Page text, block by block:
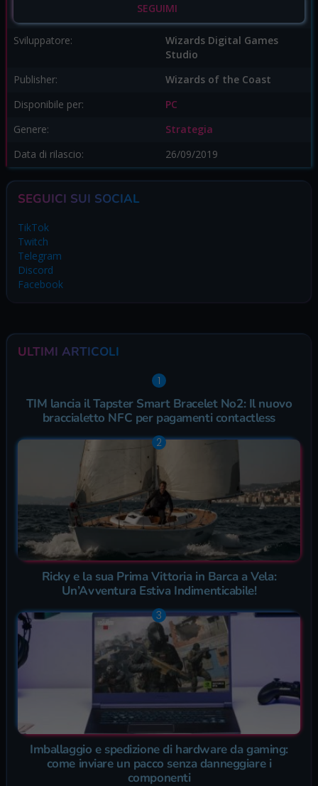
SEGUIMI
Sviluppatore:
Wizards Digital Games
Studio
Publisher:
Wizards of the Coast
Disponibile per:
PC
Genere:
Strategia
Data di rilascio:
26/09/2019
SEGUICI SUI SOCIAL
TikTok
Twitch
Telegram
Discord
Facebook
ULTIMI ARTICOLI
TIM lancia il Tapster Smart Bracelet No2: Il nuovo
braccialetto NFC per pagamenti contactless
Ricky e la sua Prima Vittoria in Barca a Vela:
Un’Avventura Estiva Indimenticabile!
Imballaggio e spedizione di hardware da gaming:
come inviare un pacco senza danneggiare i
componenti